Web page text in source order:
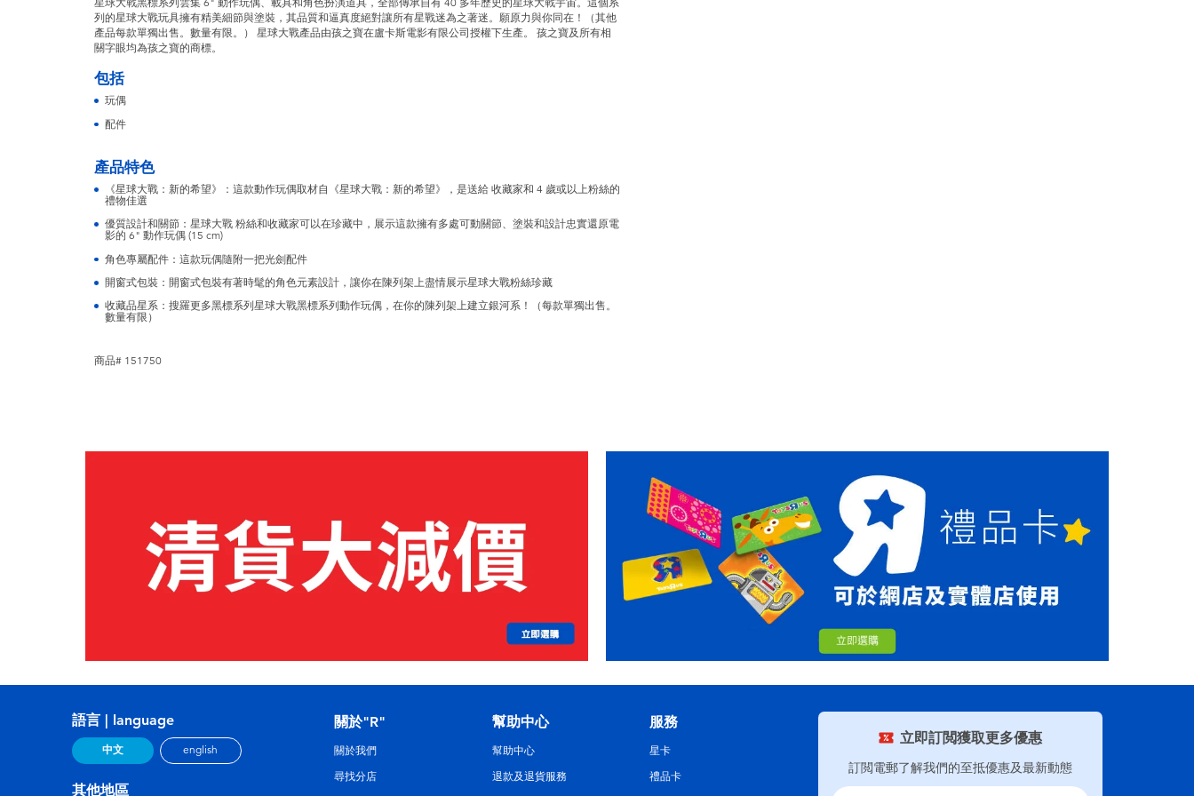
列的星球大戰玩具擁有精美細節與塗裝，其品質和逼真度絕對讓所有星戰迷為之著迷。願原力與你同在！（其他
產品每款單獨出售。數量有限。） 星球大戰產品由孩之寶在盧卡斯電影有限公司授權下生產。 孩之寶及所有相
關字眼均為孩之寶的商標。
包括
玩偶
配件
產品特色
《星球大戰：新的希望》：這款動作玩偶取材自《星球大戰：新的希望》，是送給 收藏家和 4 歲或以上粉絲的
禮物佳選
優質設計和關節：星球大戰 粉絲和收藏家可以在珍藏中，展示這款擁有多處可動關節、塗裝和設計忠實還原電
影的 6" 動作玩偶 (15 cm)
角色專屬配件：這款玩偶隨附一把光劍配件
開窗式包裝：開窗式包裝有著時髦的角色元素設計，讓你在陳列架上盡情展示星球大戰粉絲珍藏
收藏品星系：搜羅更多黑標系列星球大戰黑標系列動作玩偶，在你的陳列架上建立銀河系！（每款單獨出售。
數量有限）
商品# 151750
立即訂閲獲取更多優惠
訂閲電郵了解我們的至抵優惠及最新動態
語言 | language
中文 english
其他地區
關於"R"
關於我們
尋找分店
幫助中心
幫助中心
退款及退貨服務
服務
星卡
禮品卡